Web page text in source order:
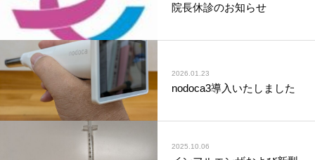
院長休診のお知らせ
2026.01.23
nodoca3導入いたしました
2025.10.06